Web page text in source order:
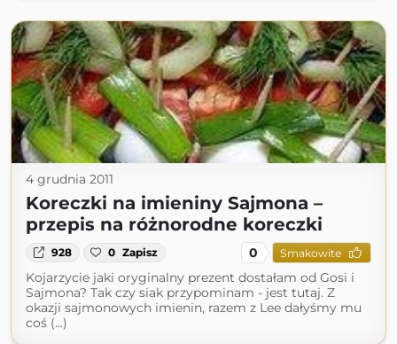
4 grudnia 2011
Koreczki na imieniny Sajmona –
przepis na różnorodne koreczki
928 0 Zapisz 0 Smakowite
Kojarzycie jaki oryginalny prezent dostałam od Gosi i
Sajmona? Tak czy siak przypominam - jest tutaj. Z
okazji sajmonowych imienin, razem z Lee dałyśmy mu
coś (...)